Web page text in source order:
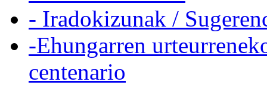
- Iradokizunak /
-Ehungarren
centenario